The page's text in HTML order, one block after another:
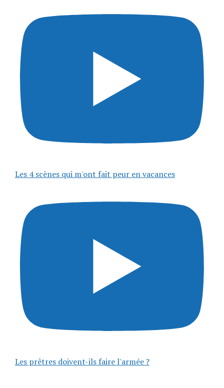
Les 4 scènes qui m'ont fait peur en vacances
Les prêtres doivent-ils faire l'armée ?